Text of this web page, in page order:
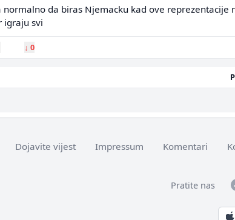
normalno da biras Njemacku kad ove
igraju svi
↓ 0
Dojavite vijest Impressum Komentari
Pratite nas